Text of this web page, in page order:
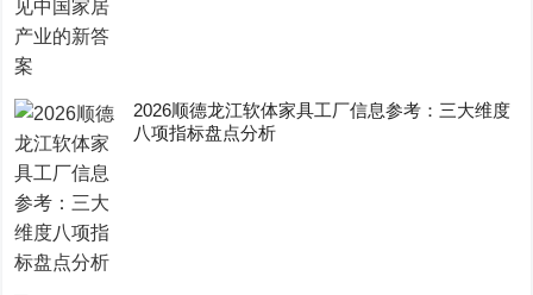
2026顺德龙江软体家具工厂信息参考：三大维度
八项指标盘点分析